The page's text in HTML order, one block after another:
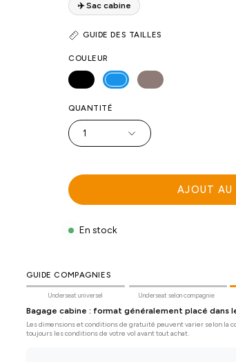
✈️ Sac cabine
GUIDE DES TAILLES
COULEUR
QUANTITÉ
1
AJOUT AU
En stock
GUIDE COMPAGNIES
Underseat universel Underseat selon compagnie
Bagage cabine : format généralement placé dans
Les dimensions et conditions de gratuité peuvent varier selon
toujours les conditions de votre vol avant tout achat.